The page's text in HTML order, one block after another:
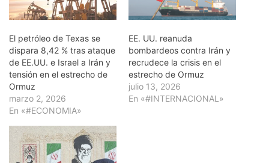
El petróleo de Texas se
dispara 8,42 % tras ataque
de EE.UU. e Israel a Irán y
tensión en el estrecho de
Ormuz
marzo 2, 2026
En «#ECONOMIA»
EE. UU. reanuda
bombardeos contra Irán y
recrudece la crisis en el
estrecho de Ormuz
julio 13, 2026
En «#INTERNACIONAL»